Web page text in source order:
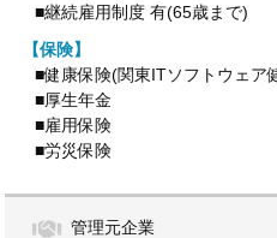
■継続雇用制度 有(65歳まで)
【保険】
■健康保険(関東ITソフトウェア
■厚生年金
■雇用保険
■労災保険
管理元企業